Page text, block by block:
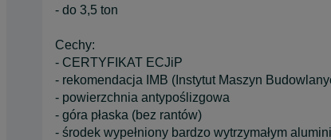
- do 3,5 ton
Cechy:
- CERTYFIKAT ECJiP
- rekomendacja IMB (Instytut Maszyn
- powierzchnia antypoślizgowa
- góra płaska (bez rantów)
- środek wypełniony bardzo wytrzymałym